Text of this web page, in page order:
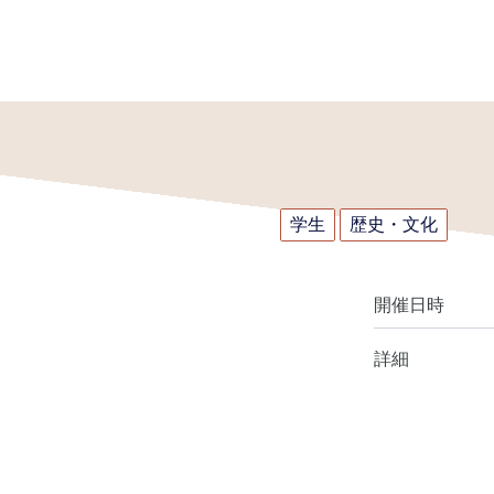
学生 歴史・文化
開催日時
詳細